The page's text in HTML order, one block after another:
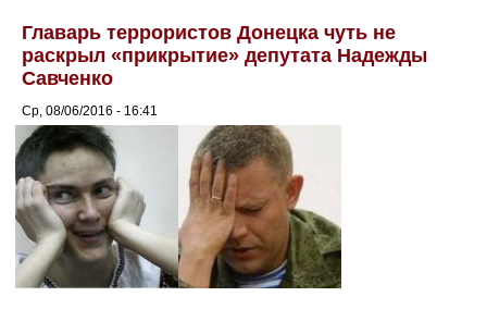
Главарь террористов Донецка чуть не
раскрыл «прикрытие» депутата Надежды
Савченко
Ср, 08/06/2016 - 16:41